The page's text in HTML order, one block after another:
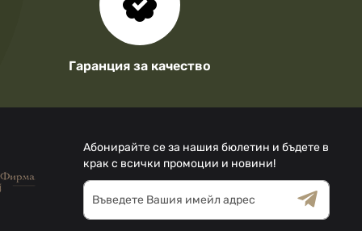
Гаранция за качество
Абонирайте се за нашия бюлетин и бъдете в
крак с всички промоции и новини!
Абонирай
се
за
Общи условия
Декларацията за